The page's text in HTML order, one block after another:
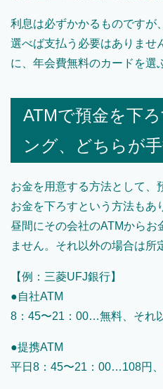
利息は必ずかかるものですが
選べば支払う必要はありませ
に、年会費無料のカードを選
ATMで預金を下
ング、どちらが
お金を用意する方法として、
お金を下ろすという方法もあ
昼間にその会社のATMからお
ません。それ以外の場合は所
【例：三菱UFJ銀行】
●自社ATM
8：45〜21：00…無料、それ
●提携ATM
平日8：45〜21：00…108円